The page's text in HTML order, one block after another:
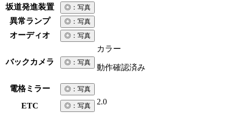
坂道発進装置 ◎ ：写真
異常ランプ ◎ ：写真
オーディオ ◎ ：写真
バックカメラ ◎ ：写真
カラー
動作確認済み
電格ミラー ◎ ：写真
ETC ◎ ：写真 2.0